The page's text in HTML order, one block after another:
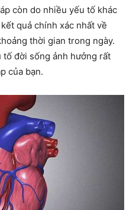
còn do nhiều yếu tố khác
quả chính xác nhất về
thời gian trong ngày.
đời sống ảnh hưởng rất
của bạn.